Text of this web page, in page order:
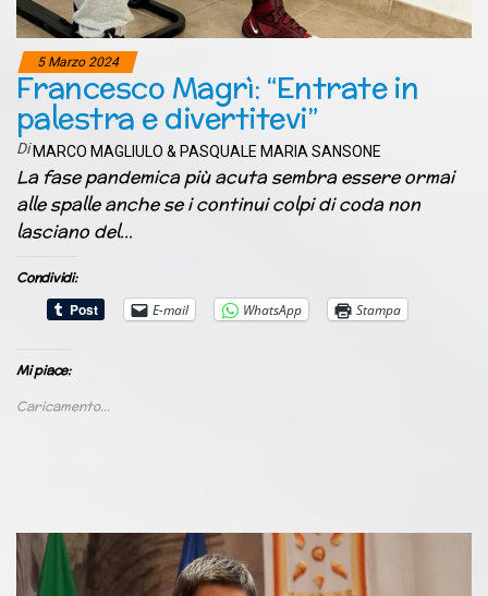
5 Marzo 2024
Francesco Magrì: “Entrate in
palestra e divertitevi”
Di MARCO MAGLIULO & PASQUALE MARIA SANSONE
La fase pandemica più acuta sembra essere ormai
alle spalle anche se i continui colpi di coda non
lasciano del…
Condividi:
E-mail
WhatsApp Stampa
Mi piace:
Caricamento...